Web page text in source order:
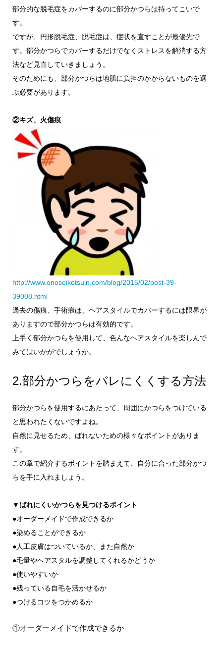
部分的な脱毛症をカバーするのに部分かつらは持ってこいで
す。
ですが、円形脱毛症、脱毛症は、症状を直すことが最優先で
す。部分かつらでカバーするだけでなくストレスを解消する方
法など見直していきましょう。
そのためにも、部分かつらは地肌に負担のかからないものを選
ぶ必要があります。
②キズ、火傷痕
http://www.onoseikotsuin.com/blog/2015/02/post-39-
39008.html
過去の傷痕、手術痕は、ヘアスタイルでカバーするには限界が
ありますので部分かつらは有効的です。
上手く部分かつらを使用して、色んなヘアスタイルを楽しんで
みてはいかがでしょうか。
2.部分かつらをバレにくくする方法
部分かつらを使用するにあたって、周囲にかつらをつけている
と思われたくないですよね。
自然に見せるため、ばれないための様々なポイントがありま
す。
この章で紹介するポイントを踏まえて、自分に合った部分かつ
らを手に入れましょう。
▼ばれにくいかつらを見つけるポイント
●オーダーメイドで作成できるか
●染めることができるか
●人工皮膚はついているか、また自然か
●毛量やへアスタルを調整してくれるかどうか
●使いやすいか
●残っている自毛を活かせるか
●つけるコツをつかめるか
①オーダーメイドで作成できるか